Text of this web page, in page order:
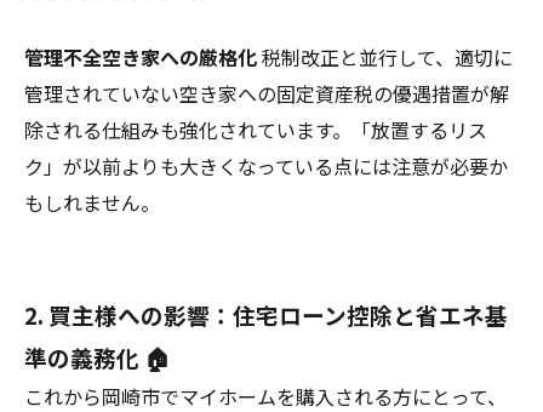
管理不全空き家への厳格化税制改正と並行して、適切に
管理されていない空き家への固定資産税の優遇措置が解
除される仕組みも強化されています。「放置するリス
ク」が以前よりも大きくなっている点には注意が必要か
もしれません。
2. 買主様への影響：住宅ローン控除と省エネ基
準の義務化 🏠
これから岡崎市でマイホームを購入される方にとって、